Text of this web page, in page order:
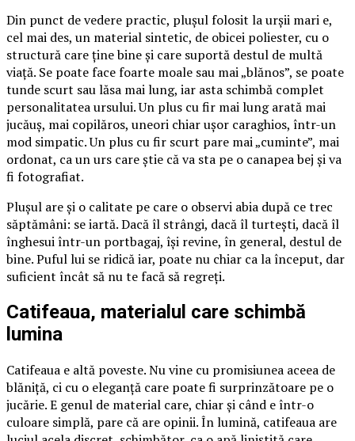
Din punct de vedere practic, plușul folosit la urșii mari e,
cel mai des, un material sintetic, de obicei poliester, cu o
structură care ține bine și care suportă destul de multă
viață. Se poate face foarte moale sau mai „blănos”, se poate
tunde scurt sau lăsa mai lung, iar asta schimbă complet
personalitatea ursului. Un plus cu fir mai lung arată mai
jucăuș, mai copilăros, uneori chiar ușor caraghios, într-un
mod simpatic. Un plus cu fir scurt pare mai „cuminte”, mai
ordonat, ca un urs care știe că va sta pe o canapea bej și va
fi fotografiat.
Plușul are și o calitate pe care o observi abia după ce trec
săptămâni: se iartă. Dacă îl strângi, dacă îl turtești, dacă îl
înghesui într-un portbagaj, își revine, în general, destul de
bine. Puful lui se ridică iar, poate nu chiar ca la început, dar
suficient încât să nu te facă să regreți.
Catifeaua, materialul care schimbă
lumina
Catifeaua e altă poveste. Nu vine cu promisiunea aceea de
blăniță, ci cu o eleganță care poate fi surprinzătoare pe o
jucărie. E genul de material care, chiar și când e într-o
culoare simplă, pare că are opinii. În lumină, catifeaua are